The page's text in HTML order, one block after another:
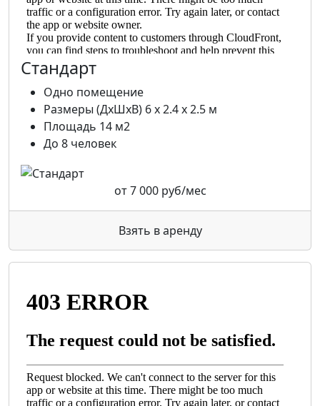
Стандарт
Одно помещение
Размеры (ДхШхВ) 6 х 2.4 х 2.5 м
Площадь 14 м2
До 8 человек
от7 000 руб/мес
Взять в аренду